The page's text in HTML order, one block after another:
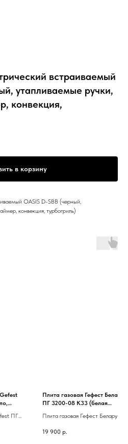
встраиваемый
утапливаемые ручки,
конвекция,
в корзину
OASIS D-SBB (черный,
конвекция, турбогриль)
ПГ
Плита газовая Гефест
ПГ 3200-08 К33 (белая
Плита газовая Гефест Беларусь
газ-контроль)
19 900 р.